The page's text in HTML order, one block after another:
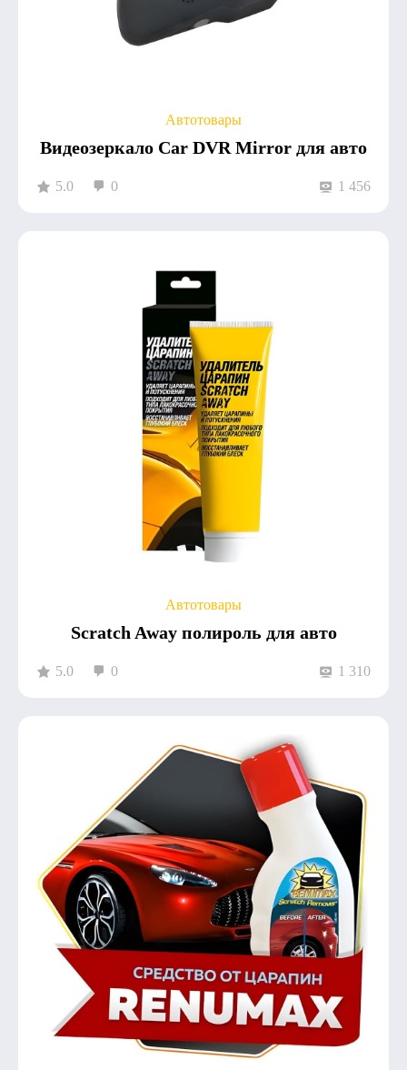
Автотовары
Видеозеркало Car DVR Mirror для авто
5.0 0 1 456
Автотовары
Scratch Away полироль для авто
5.0 0 1 310